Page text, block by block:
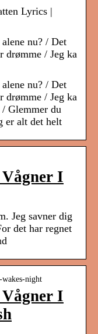
Lyrics |
nu? / Det
drømme / Jeg ka
nu? / Det
drømme / Jeg ka
Glemmer du
er alt det helt
I
Jeg savner dig
det har regnet
night
I